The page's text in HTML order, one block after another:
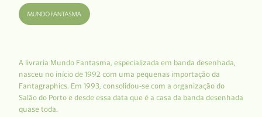
A livraria Mundo Fantasma, especializada em banda desenhada,
nasceu no início de 1992 com uma pequenas importação da
Fantagraphics. Em 1993, consolidou-se com a organização do
Salão do Porto e desde essa data que é a casa da banda desenhada
quase toda.